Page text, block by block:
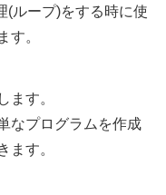
(ループ)をする時に使
す。
ます。
なプログラムを作成
ます。